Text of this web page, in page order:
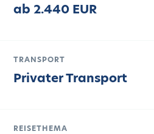
ab 2.440 EUR
TRANSPORT
Privater Transport
REISETHEMA